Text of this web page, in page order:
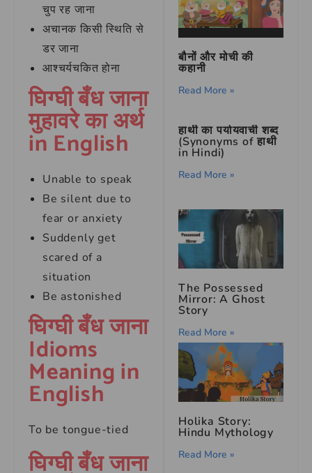
चुप रह जाना
अचानक किसी स्थिति से
डर जाना
आश्चर्यचकित होना
घिग्घी बँध जाना
मुहावरे का अर्थ
in English
Unable to speak
Be silent due to
fear or anxiety
Suddenly get
scared of a
situation
Be astonished
घिग्घी बँध जाना
Idioms
Meaning in
English
To be tongue-tied
घिग्घी बँध जाना
बौनों और मोची की
कहानी
Read More »
हाथी का पर्यायवाची शब्द
(Synonyms of हाथी
in Hindi)
Read More »
The Possessed
Mirror: A Ghost
Story
Read More »
Holika Story:
Hindu Mythology
Read More »